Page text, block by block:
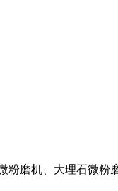
磨机、大理石微粉